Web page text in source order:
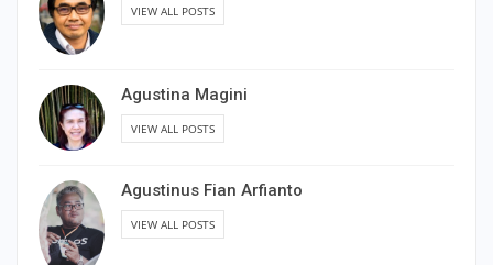
VIEW ALL POSTS
Agustina Magini
VIEW ALL POSTS
Agustinus Fian Arfianto
VIEW ALL POSTS